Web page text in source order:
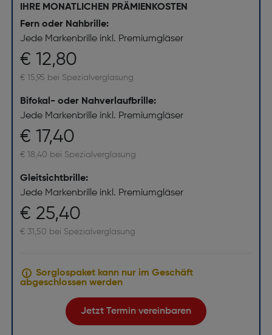
IHRE MONATLICHEN PRÄMIENKOSTEN
Fern oder Nahbrille:
Jede Markenbrille inkl. Premiumgläser
€ 12,80
€ 15,95 bei Spezialverglasung
Bifokal- oder Nahverlaufbrille:
Jede Markenbrille inkl. Premiumgläser
€ 17,40
€ 18,40 bei Spezialverglasung
Gleitsichtbrille:
Jede Markenbrille inkl. Premiumgläser
€ 25,40
€ 31,50 bei Spezialverglasung
Sorglospaket kann nur im Geschäft
abgeschlossen werden
Jetzt Termin vereinbaren